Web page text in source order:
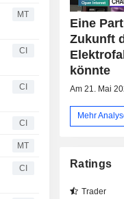
MT
CI
CI
CI
MT
CI
Eine
Zukunft
könnte
Am 21. Mai
Mehr
Ratings
Trader